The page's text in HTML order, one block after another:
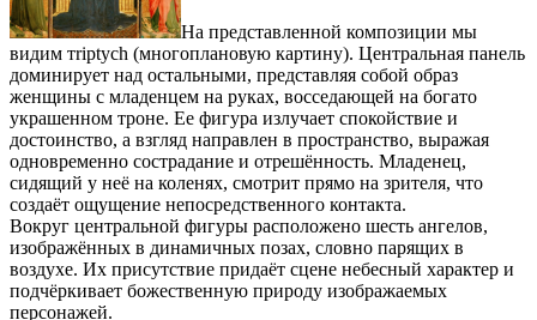
На представленной композиции мы
видим тriptych (многоплановую картину). Центральная панель
доминирует над остальными, представляя собой образ
женщины с младенцем на руках, восседающей на богато
украшенном троне. Ее фигура излучает спокойствие и
достоинство, а взгляд направлен в пространство, выражая
одновременно сострадание и отрешённость. Младенец,
сидящий у неё на коленях, смотрит прямо на зрителя, что
создаёт ощущение непосредственного контакта.
Вокруг центральной фигуры расположено шесть ангелов,
изображённых в динамичных позах, словно парящих в
воздухе. Их присутствие придаёт сцене небесный характер и
подчёркивает божественную природу изображаемых
персонажей.